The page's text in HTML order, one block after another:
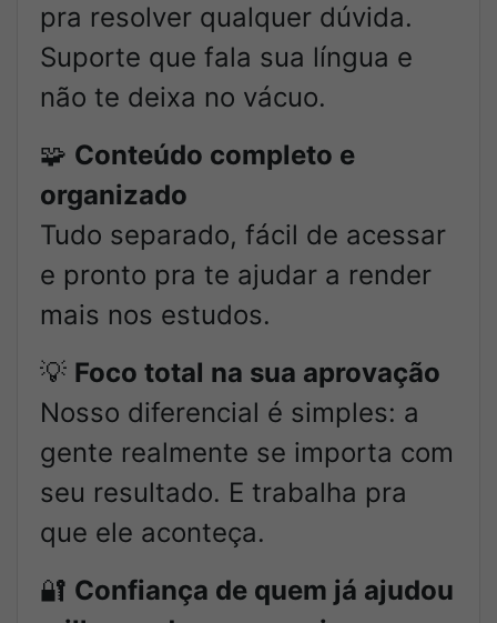
pra resolver qualquer dúvida.
Suporte que fala sua língua e
não te deixa no vácuo.
🧩 Conteúdo completo e
organizado
Tudo separado, fácil de acessar
e pronto pra te ajudar a render
mais nos estudos.
💡 Foco total na sua aprovação
Nosso diferencial é simples: a
gente realmente se importa com
seu resultado. E trabalha pra
que ele aconteça.
🔐 Confiança de quem já ajudou